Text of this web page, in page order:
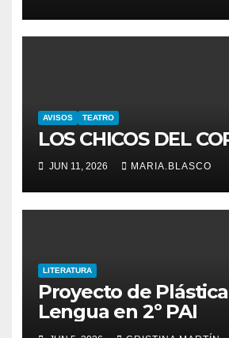
AVISOS TEATRO
LOS CHICOS DEL
JUN 11, 2026 MARIA.BLASCO
LITERATURA
Proyecto de
Lengua en 2º PAI